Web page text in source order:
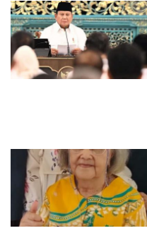
Penjajahan (Pergolakan
Ekonomi Politik Indonesia) &
Simposium Nasional
Undang-Undang
Perekonomian Nasional dan
Kesejahteraan Sosial dalam